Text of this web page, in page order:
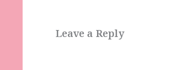
Leave a Reply